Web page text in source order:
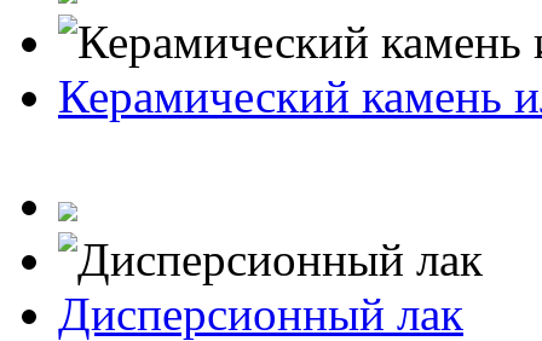
Керамический камень
Дисперсионный лак